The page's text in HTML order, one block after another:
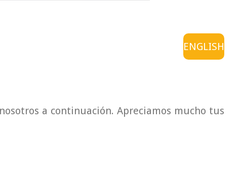
ENGLISH
a continuación. Apreciamos mucho tus